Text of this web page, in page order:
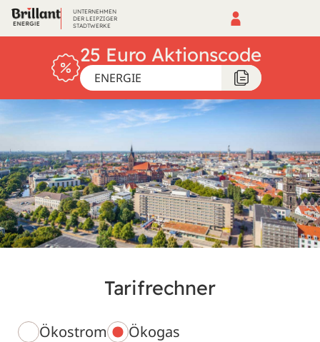
UNTERNEHMEN
DER LEIPZIGER
STADTWERKE
25 Euro Aktionscode
ENERGIE
Tarifrechner
Ökostrom Ökogas